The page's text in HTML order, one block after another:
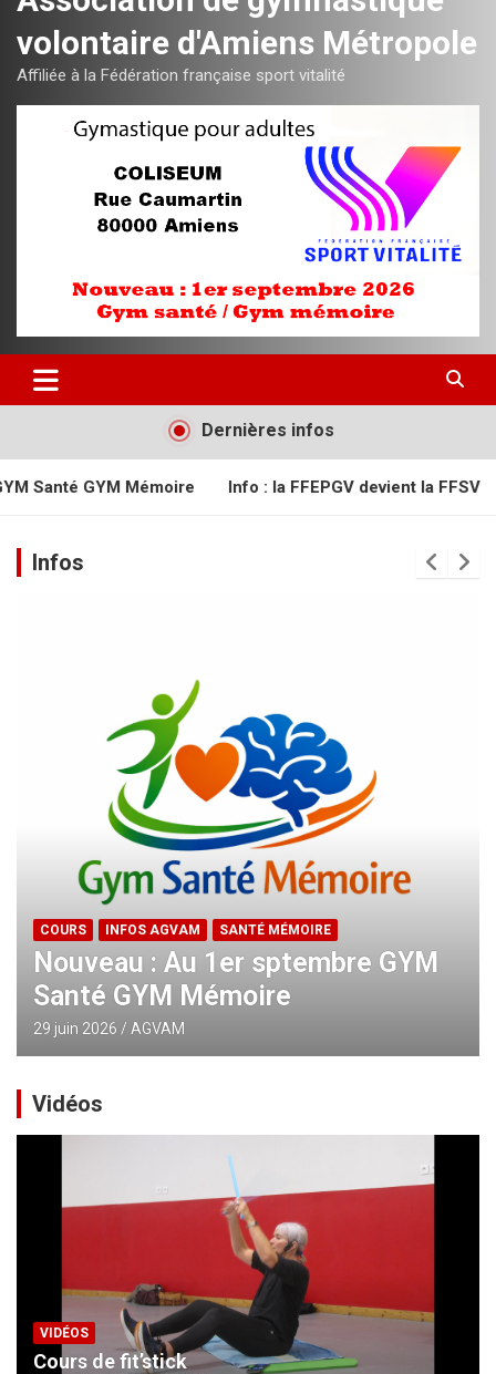
volontaire d'Amiens Métropole
Affiliée à la Fédération française sport vitalité
Dernières infos
Info : la FFEPGV devient la FFSV Semaine du
Infos
COURS INFOS AGVAM SANTÉ MÉMOIRE
Nouveau : Au 1er sptembre GYM
Santé GYM Mémoire
29 juin 2026 AGVAM
Vidéos
VIDÉOS
Cours de fit’stick